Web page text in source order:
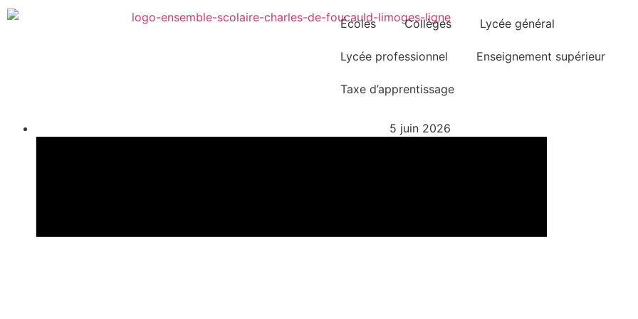
Écoles Collèges Lycée général
Lycée professionnel Enseignement supérieur
Taxe d’apprentissage
5 juin 2026